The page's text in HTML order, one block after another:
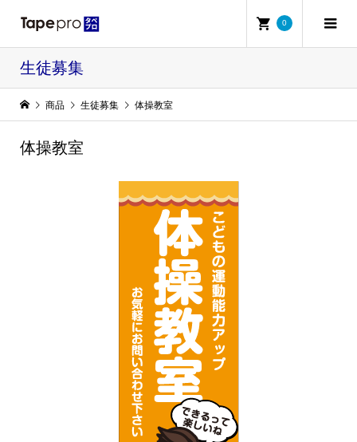
0
生徒募集
商品 生徒募集 体操教室
体操教室